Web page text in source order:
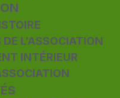
L’ASSOCIATION
INTÉRIEUR